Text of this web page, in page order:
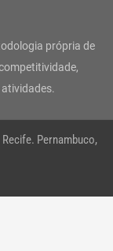
b
e
a
p
própria de
Pernambuco,